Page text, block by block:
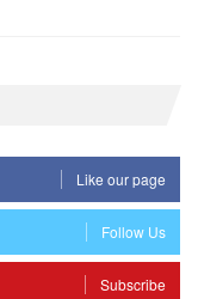
Like our page
Follow Us
Subscribe